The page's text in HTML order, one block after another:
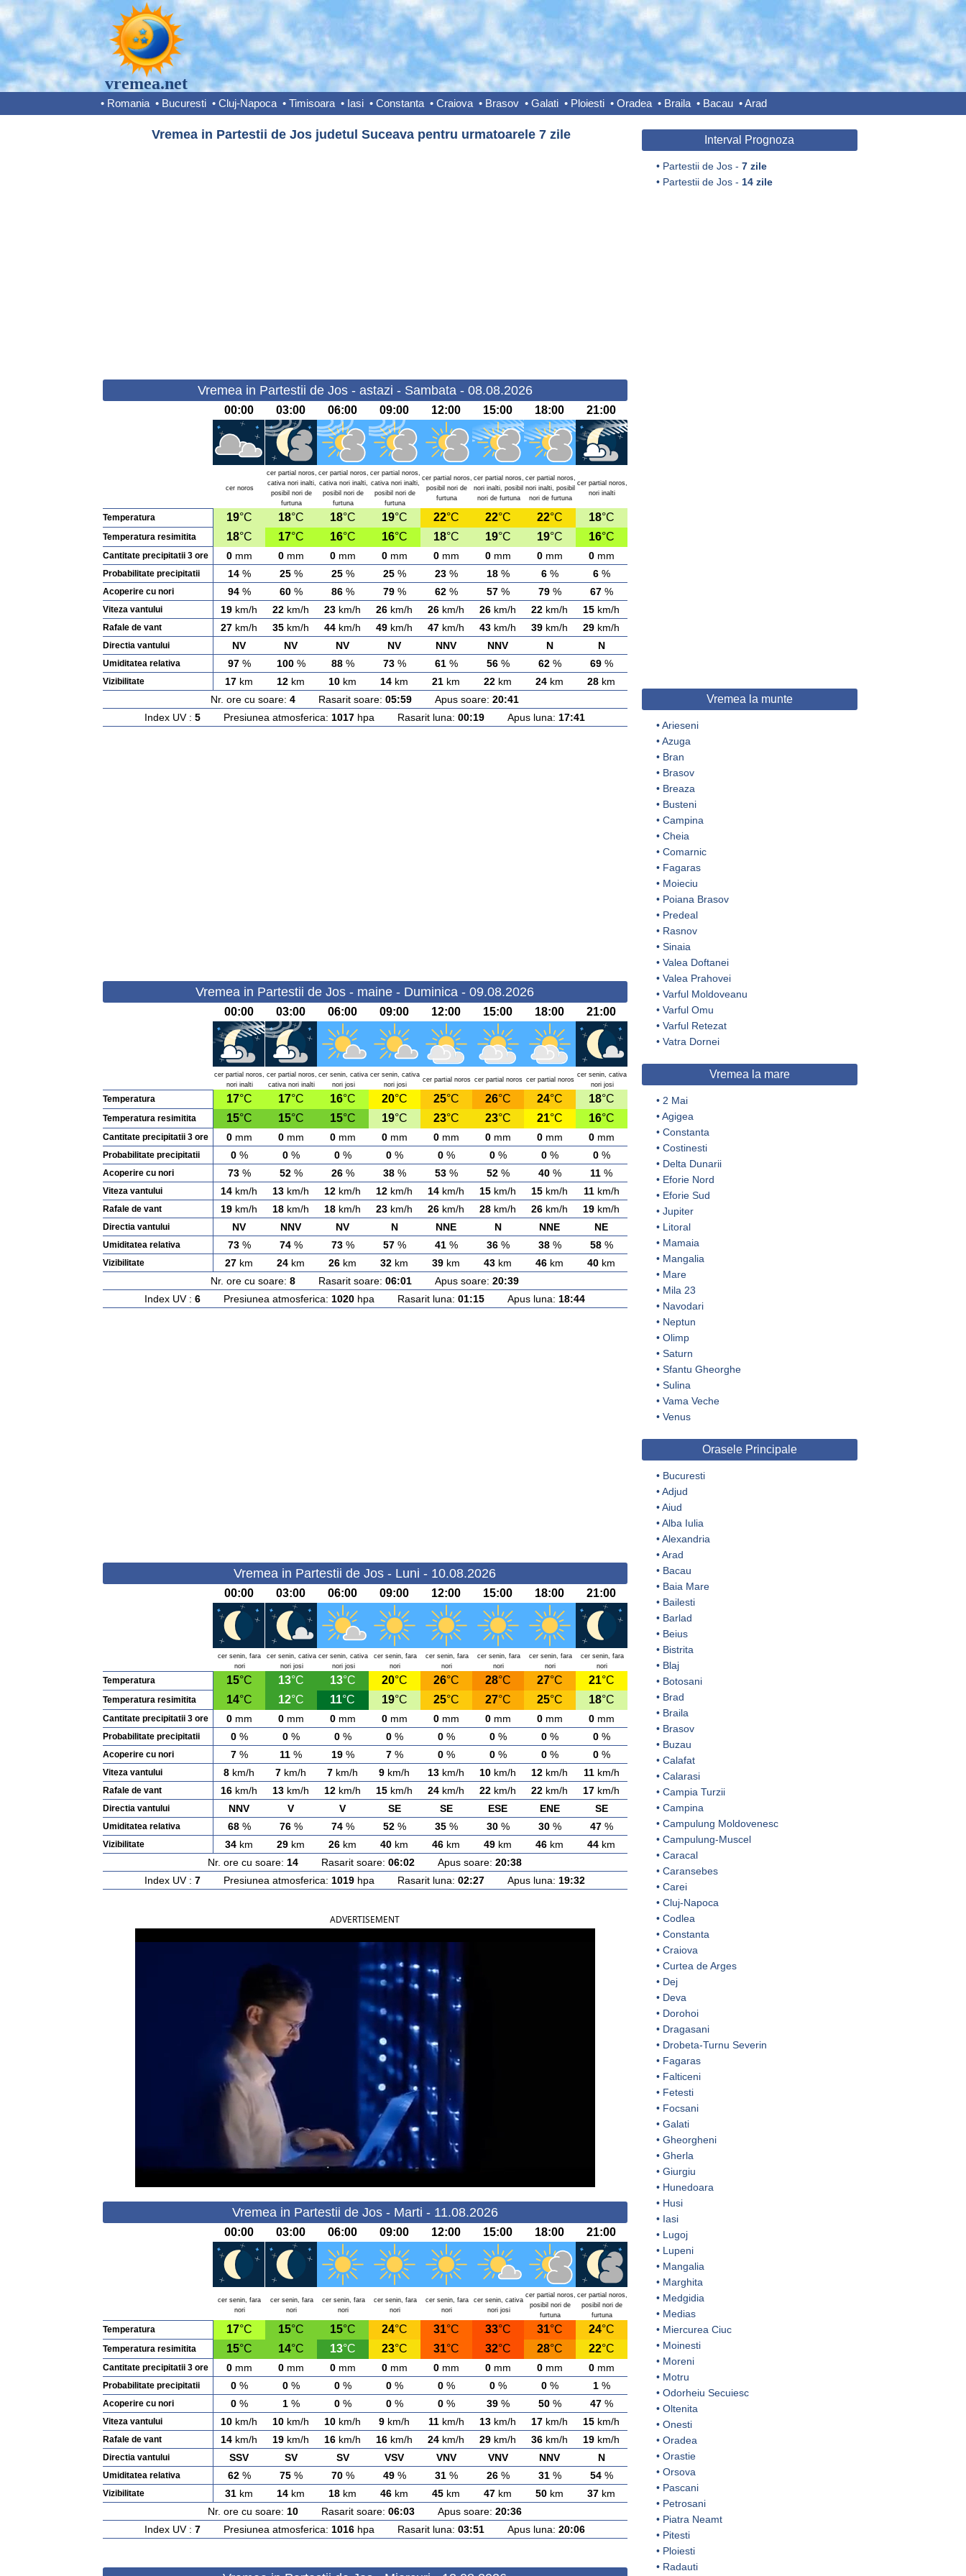
vremea.net
• Romania • Bucuresti • Cluj-Napoca • Timisoara • Iasi • Constanta • Craiova • Brasov • Galati • Ploiesti • Oradea • Braila • Bacau •Arad
Vremea in Partestii de Jos judetul Suceava pentru urmatoarele 7 zile
Vremea in Partestii de Jos - astazi - Sambata - 08.08.2026
00:00 03:00 06:00 09:00 12:00 15:00 18:00 21:00
cer noros
cer partial noros,
cativa nori inalti,
posibil nori de
furtuna
cer partial noros,
cativa nori inalti,
posibil nori de
furtuna
cer partial noros,
cativa nori inalti,
posibil nori de
furtuna
cer partial noros,
posibil nori de
furtuna
cer partial noros,
nori inalti, posibil
nori de furtuna
cer partial noros,
nori inalti, posibil
nori de furtuna
cer partial noros,
nori inalti
Temperatura 19°C 18°C 18°C 19°C 22°C 22°C 22°C 18°C
Temperatura resimitita 18°C 17°C 16°C 16°C 18°C 19°C 19°C 16°C
Cantitate precipitatii 3 ore 0mm 0mm 0mm 0mm 0mm 0mm 0mm 0mm
Probabilitate precipitatii 14% 25% 25% 25% 23% 18% 6% 6%
Acoperire cu nori 94% 60% 86% 79% 62% 57% 79% 67%
Viteza vantului 19 km/h 22 km/h 23 km/h 26 km/h 26 km/h 26 km/h 22 km/h 15 km/h
Rafale de vant 27 km/h 35 km/h 44 km/h 49 km/h 47 km/h 43 km/h 39 km/h 29 km/h
Directia vantului NV NV NV NV NNV NNV N N
Umiditatea relativa 97% 100% 88% 73% 61% 56% 62% 69%
Vizibilitate 17 km 12 km 10 km 14 km 21 km 22 km 24 km 28 km
Nr. ore cu soare: 4 Rasarit soare: 05:59 Apus soare: 20:41
Index UV : 5 Presiunea atmosferica: 1017 hpa Rasarit luna: 00:19 Apus luna: 17:41
Vremea in Partestii de Jos - maine - Duminica - 09.08.2026
00:00 03:00 06:00 09:00 12:00 15:00 18:00 21:00
cer partial noros,
nori inalti
cer partial noros,
cativa nori inalti
cer senin, cativa
nori josi
cer senin, cativa
nori josi
cer partial noros cer partial noros cer partial noros
cer senin, cativa
nori josi
Temperatura 17°C 17°C 16°C 20°C 25°C 26°C 24°C 18°C
Temperatura resimitita 15°C 15°C 15°C 19°C 23°C 23°C 21°C 16°C
Cantitate precipitatii 3 ore 0mm 0mm 0mm 0mm 0mm 0mm 0mm 0mm
Probabilitate precipitatii 0% 0% 0% 0% 0% 0% 0% 0%
Acoperire cu nori 73% 52% 26% 38% 53% 52% 40% 11 %
Viteza vantului 14 km/h 13 km/h 12 km/h 12 km/h 14 km/h 15 km/h 15 km/h 11km/h
Rafale de vant 19 km/h 18 km/h 18 km/h 23 km/h 26 km/h 28 km/h 26 km/h 19 km/h
Directia vantului NV NNV NV N NNE N NNE NE
Umiditatea relativa 73% 74% 73% 57% 41% 36% 38% 58%
Vizibilitate 27 km 24 km 26 km 32 km 39 km 43 km 46 km 40 km
Nr. ore cu soare: 8 Rasarit soare: 06:01 Apus soare: 20:39
Index UV : 6 Presiunea atmosferica: 1020 hpa Rasarit luna: 01:15 Apus luna: 18:44
Vremea in Partestii de Jos - Luni - 10.08.2026
00:00 03:00 06:00 09:00 12:00 15:00 18:00 21:00
cer senin, fara
nori
cer senin, cativa
nori josi
cer senin, cativa
nori josi
cer senin, fara
nori
cer senin, fara
nori
cer senin, fara
nori
cer senin, fara
nori
cer senin, fara
nori
Temperatura 15°C 13°C 13°C 20°C 26°C 28°C 27°C 21°C
Temperatura resimitita 14°C 12°C 11°C 19°C 25°C 27°C 25°C 18°C
Cantitate precipitatii 3 ore 0mm 0mm 0mm 0mm 0mm 0mm 0mm 0mm
Probabilitate precipitatii 0% 0% 0% 0% 0% 0% 0% 0%
Acoperire cu nori 7% 11 % 19% 7% 0% 0% 0% 0%
Viteza vantului 8 km/h 7 km/h 7 km/h 9 km/h 13 km/h 10 km/h 12 km/h 11km/h
Rafale de vant 16 km/h 13 km/h 12 km/h 15 km/h 24 km/h 22 km/h 22 km/h 17 km/h
Directia vantului NNV V V SE SE ESE ENE SE
Umiditatea relativa 68% 76% 74% 52% 35% 30% 30% 47%
Vizibilitate 34 km 29 km 26 km 40 km 46 km 49 km 46 km 44 km
Nr. ore cu soare: 14 Rasarit soare: 06:02 Apus soare: 20:38
Index UV : 7 Presiunea atmosferica: 1019 hpa Rasarit luna: 02:27 Apus luna: 19:32
ADVERTISEMENT
Vremea in Partestii de Jos - Marti - 11.08.2026
00:00 03:00 06:00 09:00 12:00 15:00 18:00 21:00
cer senin, fara
nori
cer senin, fara
nori
cer senin, fara
nori
cer senin, fara
nori
cer senin, fara
nori
cer senin, cativa
nori josi
cer partial noros,
posibil nori de
furtuna
cer partial noros,
posibil nori de
furtuna
Temperatura 17°C 15°C 15°C 24°C 31°C 33°C 31°C 24°C
Temperatura resimitita 15°C 14°C 13°C 23°C 31°C 32°C 28°C 22°C
Cantitate precipitatii 3 ore 0mm 0mm 0mm 0mm 0mm 0mm 0mm 0mm
Probabilitate precipitatii 0% 0% 0% 0% 0% 0% 0% 1%
Acoperire cu nori 0% 1% 0% 0% 0% 39% 50% 47%
Viteza vantului 10 km/h 10 km/h 10 km/h 9 km/h 11km/h 13 km/h 17 km/h 15 km/h
Rafale de vant 14 km/h 19 km/h 16 km/h 16 km/h 24 km/h 29 km/h 36 km/h 19 km/h
Directia vantului SSV SV SV VSV VNV VNV NNV N
Umiditatea relativa 62% 75% 70% 49% 31% 26% 31% 54%
Vizibilitate 31 km 14 km 18 km 46 km 45 km 47 km 50 km 37 km
Nr. ore cu soare: 10 Rasarit soare: 06:03 Apus soare: 20:36
Index UV : 7 Presiunea atmosferica: 1016 hpa Rasarit luna: 03:51 Apus luna: 20:06
Interval Prognoza
• Partestii de Jos - 7 zile
• Partestii de Jos - 14 zile
Vremea la munte
•Arieseni
•Azuga
• Bran
• Brasov
• Breaza
• Busteni
• Campina
• Cheia
• Comarnic
• Fagaras
• Moieciu
• Poiana Brasov
• Predeal
• Rasnov
• Sinaia
• Valea Doftanei
• Valea Prahovei
• Varful Moldoveanu
• Varful Omu
• Varful Retezat
• Vatra Dornei
Vremea la mare
• 2 Mai
•Agigea
• Constanta
• Costinesti
• Delta Dunarii
• Eforie Nord
• Eforie Sud
• Jupiter
• Litoral
• Mamaia
• Mangalia
• Mare
• Mila 23
• Navodari
• Neptun
• Olimp
• Saturn
• Sfantu Gheorghe
• Sulina
• Vama Veche
• Venus
Orasele Principale
• Bucuresti
•Adjud
•Aiud
•Alba Iulia
•Alexandria
•Arad
• Bacau
• Baia Mare
• Bailesti
• Barlad
• Beius
• Bistrita
• Blaj
• Botosani
• Brad
• Braila
• Brasov
• Buzau
• Calafat
• Calarasi
• Campia Turzii
• Campina
• Campulung Moldovenesc
• Campulung-Muscel
• Caracal
• Caransebes
• Carei
• Cluj-Napoca
• Codlea
• Constanta
• Craiova
• Curtea de Arges
• Dej
• Deva
• Dorohoi
• Dragasani
• Drobeta-Turnu Severin
• Fagaras
• Falticeni
• Fetesti
• Focsani
• Galati
• Gheorgheni
• Gherla
• Giurgiu
• Hunedoara
• Husi
• Iasi
• Lugoj
• Lupeni
• Mangalia
• Marghita
• Medgidia
• Medias
• Miercurea Ciuc
• Moinesti
• Moreni
• Motru
• Odorheiu Secuiesc
• Oltenita
• Onesti
• Oradea
• Orastie
• Orsova
• Pascani
• Petrosani
• Piatra Neamt
• Pitesti
• Ploiesti
• Radauti